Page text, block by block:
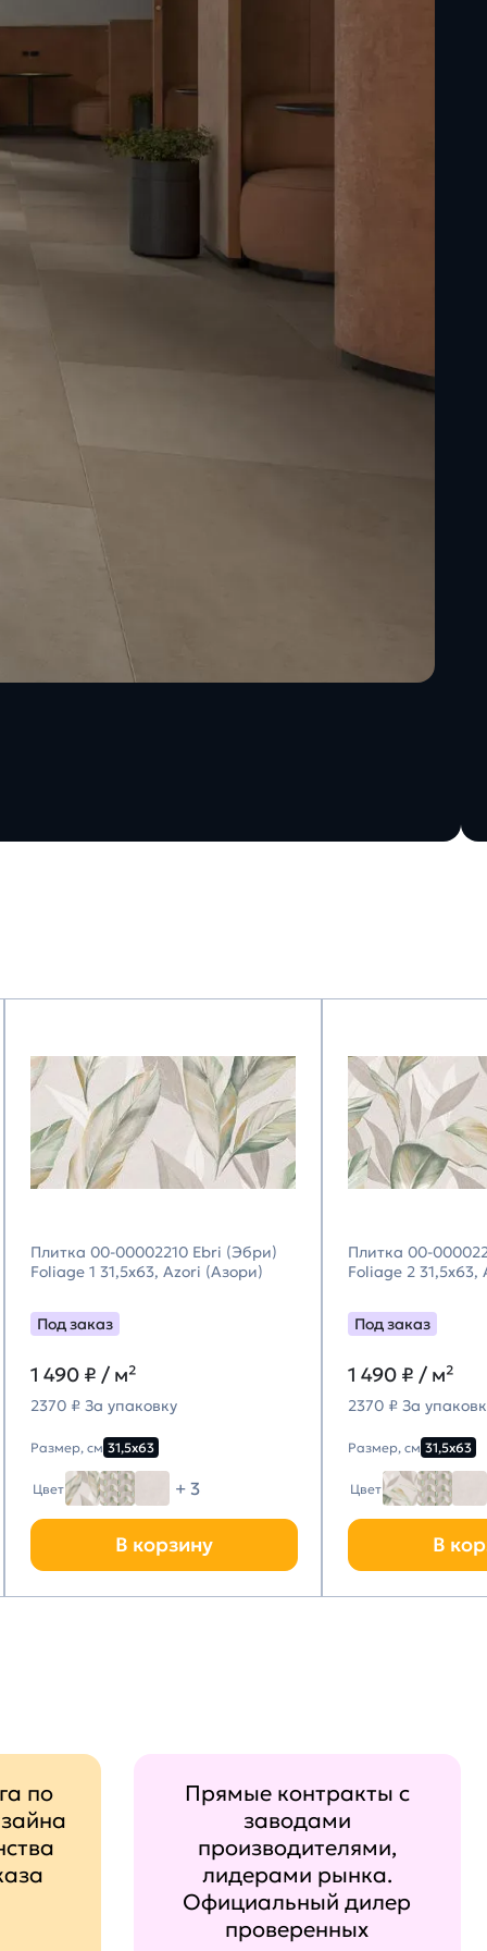
Плитка 00-00002210 Ebri (Эбри)
Foliage 1 31,5х63, Azori (Азори)
Под заказ
1 490 ₽ / м²
2370 ₽ За упаковку
Размер, см 31,5х63
Цвет + 3
В корзину
Плитка 00-
Foliage 2
Под заказ
1 490 ₽ / м²
2370 ₽ За
Размер, см 31,5х63
Цвет
В
по
Прямые контракты с
заводами
производителями,
лидерами рынка.
Официальный дилер
проверенных